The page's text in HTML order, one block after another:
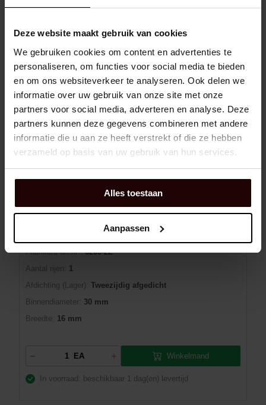
Deze website maakt gebruik van cookies
We gebruiken cookies om content en advertenties te
personaliseren, om functies voor social media te bieden
en om ons websiteverkeer te analyseren. Ook delen we
informatie over uw gebruik van onze site met onze
partners voor social media, adverteren en analyse. Deze
partners kunnen deze gegevens combineren met andere
informatie die u aan ze heeft verstrekt of die ze hebben
verzameld op basis van uw gebruik van hun services.
Alles toestaan
Aanpassen
Maat (koppelingsnaaf): 19
EA Winkelmand
Niet op voorraad 8 dag(en) levertijd
GROEFKOGELLAGER - SKF 6206-2Z
Fabrikant art.nr:: 6206-2Z
Aantal rijen:
1
Afdichting (Lager): Tweezijdig afgedicht
Binnendiameter: 30 mm
Breedte:
16 mm
EA Winkelmand
In voorraad: beschikbaar 1 dag(en) levertijd